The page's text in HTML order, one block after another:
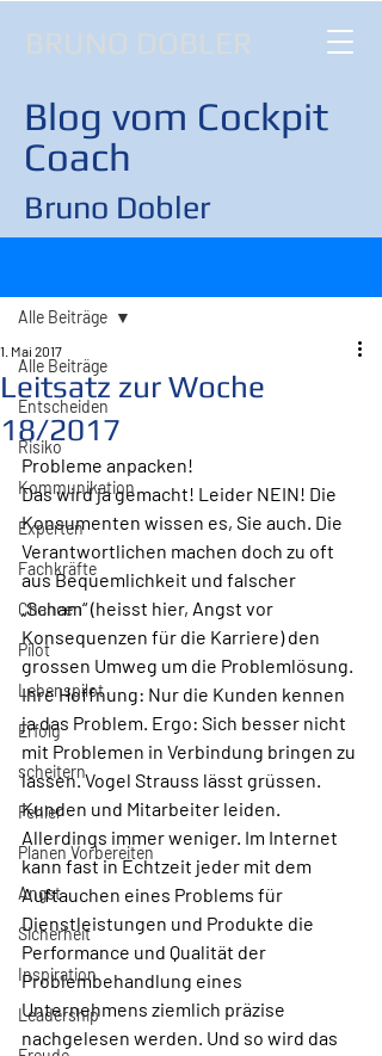
BRUNO DOBLER
Blog vom Cockpit
Coach
Bruno Dobler
Alle Beiträge
Entscheiden
Risiko
Kommunikation
Experten
Fachkräfte
Chancen
Pilot
Lebenspilot
Erfolg
scheitern
Fehler
Planen Vorbereiten
Angst
Sicherheit
Inspiration
Leadership
Alle Beiträge
Leitsatz zur Woche
18/2017
1. Mai 2017
Probleme anpacken!
Das wird ja gemacht! Leider NEIN! Die
Konsumenten wissen es, Sie auch. Die
Verantwortlichen machen doch zu oft
aus Bequemlichkeit und falscher
„Scham“ (heisst hier, Angst vor
Konsequenzen für die Karriere) den
grossen Umweg um die Problemlösung.
Ihre Hoffnung: Nur die Kunden kennen
ja das Problem. Ergo: Sich besser nicht
mit Problemen in Verbindung bringen zu
lassen. Vogel Strauss lässt grüssen.
Kunden und Mitarbeiter leiden.
Allerdings immer weniger. Im Internet
kann fast in Echtzeit jeder mit dem
Auftauchen eines Problems für
Dienstleistungen und Produkte die
Performance und Qualität der
Problembehandlung eines
Unternehmens ziemlich präzise
nachgelesen werden. Und so wird das